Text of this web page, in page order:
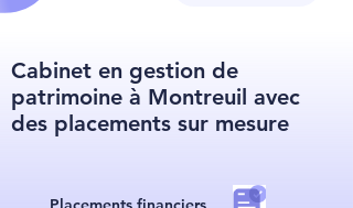
Cabinet en gestion de
patrimoine à Montreuil avec
des placements sur mesure